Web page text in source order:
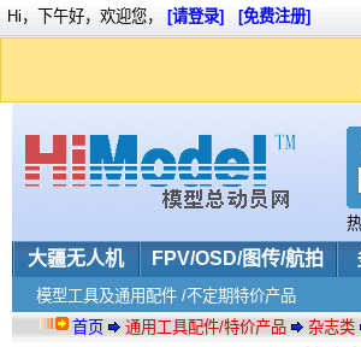
热
大疆无人机 FPV/OSD/图传/航拍
Hi，下午好，欢迎您， [请登录] [免费注册]
模型工具及通用配件 /不定期特价产品
首页
通用工具配件/特价产品 杂志类